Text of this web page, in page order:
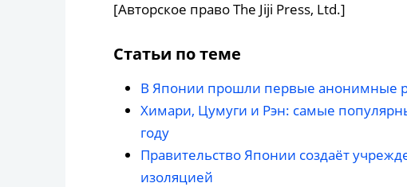
[Авторское право The Jiji Press, Ltd.]
Статьи по теме
В Японии прошли первые анонимные
Химари, Цумуги и Рэн: самые
году
Правительство Японии создаёт
изоляцией